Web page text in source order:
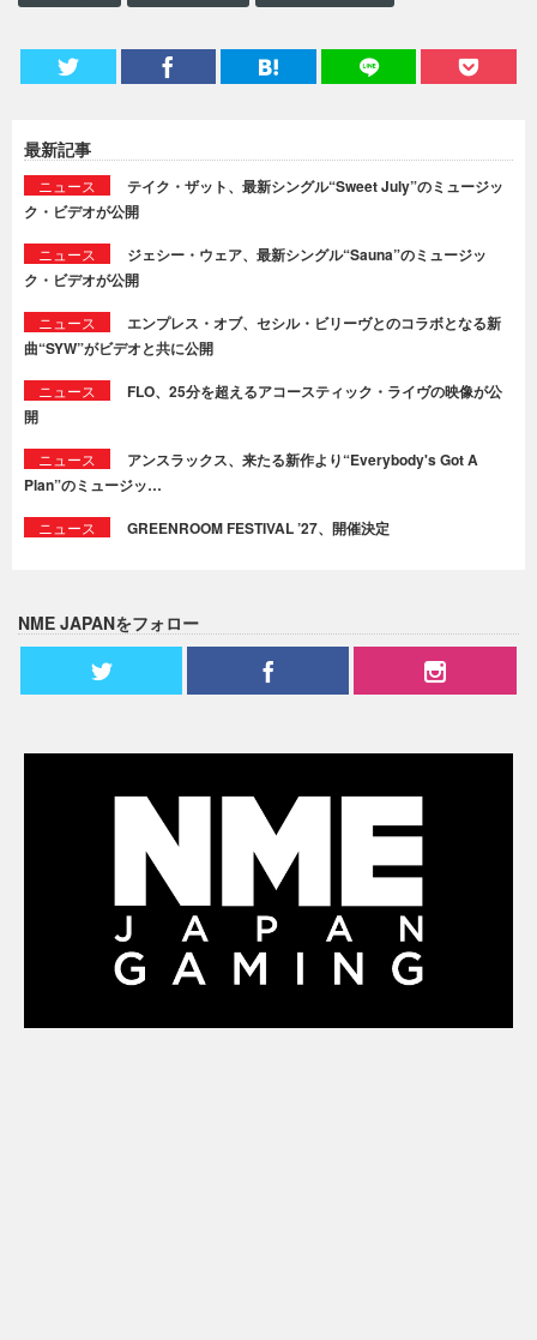
最新記事
ニュース
テイク・ザット、最新シングル“Sweet July”のミュージッ
ク・ビデオが公開
ニュース
ジェシー・ウェア、最新シングル“Sauna”のミュージッ
ク・ビデオが公開
ニュース
エンプレス・オブ、セシル・ビリーヴとのコラボとなる新
曲“SYW”がビデオと共に公開
ニュース
FLO、25分を超えるアコースティック・ライヴの映像が公
開
ニュース
アンスラックス、来たる新作より“Everybody's Got A
Plan”のミュージッ…
ニュース GREENROOM FESTIVAL ’27、開催決定
NME JAPANをフォロー